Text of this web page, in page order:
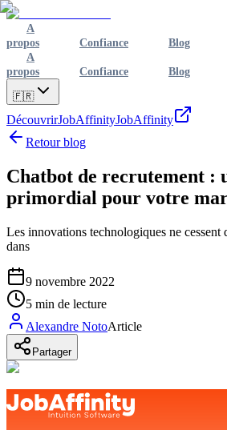
A
propos
Confiance Blog
A
propos
Confiance Blog
🇫🇷
DécouvrirJobAffinityJobAffinity
Retour blog
Chatbot de recrutement :
primordial pour votre
Les innovations technologiques ne cessent
dans
9 novembre 2022
5 min de lecture
Alexandre NotoArticle
Partager